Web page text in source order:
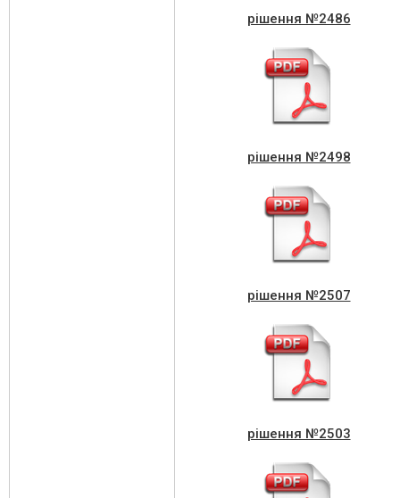
рішення №2486
рішення №2498
рішення №2507
рішення №2503